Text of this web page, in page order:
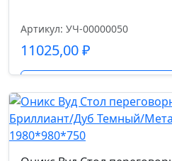
52.0
Глубина сиденья см.
Высота спинки см.
Артикул: УЧ-00000050
11025,00₽